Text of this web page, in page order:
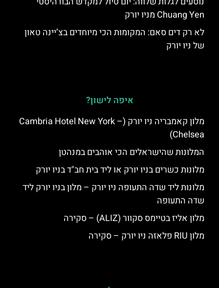
Chuang Yen מניו יורק
לא רק דים סאם: המקומות הכי מיוחדים בצ’יינה טאון
של ניו יורק
איפה לישון?
מלון קאמבריה ניו יורק (Cambria Hotel New York –
Chelsea)
המלונות שהישראלים הכי אוהבים במנהטן
מלונות כשרים בניו יורק או ליד בית חב"ד בניו יורק
מלונות ליד שדה התעופה ניו יורק – מלון בניו יורק ליד
שדה התעופה
מלון אליז בטיימס סקוור (ALIZ) – סקירה
מלון RIU פלאזה ניו יורק – סקירה